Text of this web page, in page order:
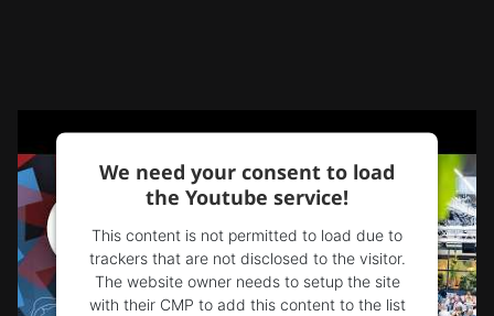
We need your consent to load
the Youtube service!
This content is not permitted to load due to
trackers that are not disclosed to the visitor.
The website owner needs to setup the site
with their CMP to add this content to the list